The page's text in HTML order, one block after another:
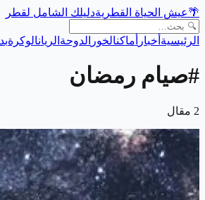
🌴عيش الحياة القطريةدليلك الشامل لقطر
الرئيسية أخبار أماكنالخور الدوحة الريانالوكرة
#صيام رمضان
2 مقال